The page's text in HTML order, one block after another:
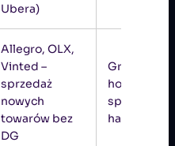
Ubera)
Allegro, OLX,
Vinted –
sprzedaż
nowych
towarów bez
DG
Granica
sprzedażą a
handlem